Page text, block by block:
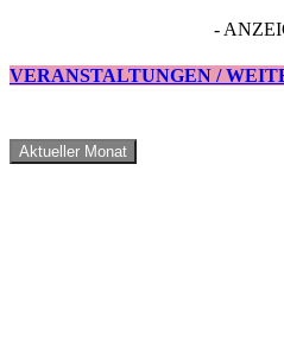
-
VERANSTALTUNGEN /
Aktueller Monat